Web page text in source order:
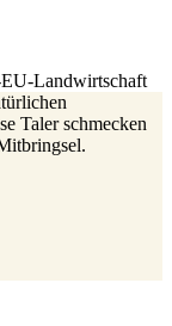
Landwirtschaft
Taler schmecken